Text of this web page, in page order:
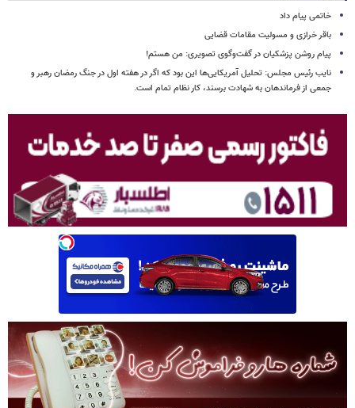
خاتمی پیام داد
باقر خرازی و مسولیت مقامات قضایی
پیام روشن پزشکیان در گفت‌وگوی تصویری: من هستم!
نایب رئیس مجلس: تحلیل آمریکایی‌ها این بود که اگر در هفته اول در جنگ رمضان رهبر و
جمعی از فرماندهان به شهادت برسند، کار نظام تمام است.